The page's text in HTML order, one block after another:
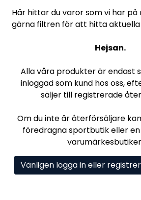
Här hittar du varor som vi har på
gärna filtren för att hitta aktuella
Hejsan.
Alla våra produkter är endast
inloggad som kund hos oss,
säljer till registrerade
Om du inte är återförsäljare
föredragna sportbutik eller
Vänligen logga in eller